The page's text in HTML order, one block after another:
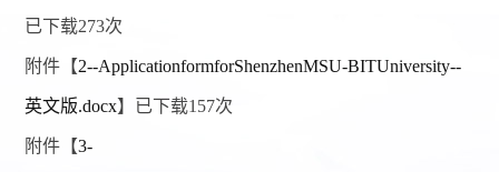
已下载273次
附件【2--ApplicationformforShenzhenMSU-BITUniversity--
英文版.docx】已下载157次
附件【3-